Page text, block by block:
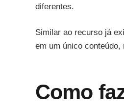
diferentes.
Similar ao recurso já
em um único
Como